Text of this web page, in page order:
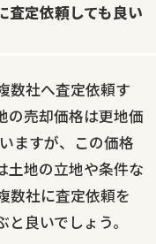
査定依頼しても良い
数社へ査定依頼す
の売却価格は更地価
ますが、この価格
土地の立地や条件な
数社に査定依頼を
良いでしょう。